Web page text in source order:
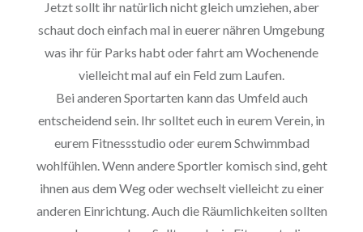
Jetzt sollt ihr natürlich nicht gleich umziehen, aber
schaut doch einfach mal in euerer nähren Umgebung
was ihr für Parks habt oder fahrt am Wochenende
vielleicht mal auf ein Feld zum Laufen.
Bei anderen Sportarten kann das Umfeld auch
entscheidend sein. Ihr solltet euch in eurem Verein, in
eurem Fitnessstudio oder eurem Schwimmbad
wohlfühlen. Wenn andere Sportler komisch sind, geht
ihnen aus dem Weg oder wechselt vielleicht zu einer
anderen Einrichtung. Auch die Räumlichkeiten sollten